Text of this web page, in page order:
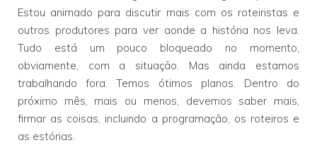
Estou animado para discutir mais com os roteiristas e
outros produtores para ver aonde a história nos leva.
Tudo está um pouco bloqueado no momento,
obviamente, com a situação. Mas ainda estamos
trabalhando fora. Temos ótimos planos. Dentro do
próximo mês, mais ou menos, devemos saber mais,
firmar as coisas, incluindo a programação, os roteiros e
as estórias.